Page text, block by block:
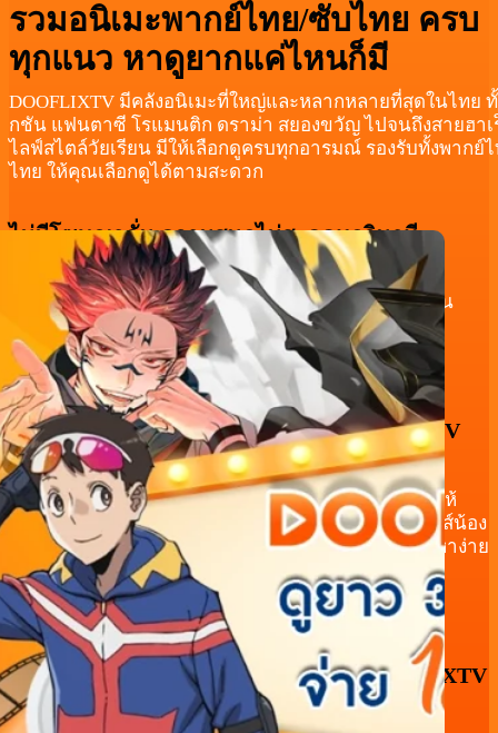
รวมอนิเมะพากย์ไทย/ซับไทย ครบ
ทุกแนว หาดูยากแค่ไหนก็มี
DOOFLIXTV มีคลังอนิเมะที่ใหญ่และหลากหลายที่สุดในไทย
กชัน แฟนตาซี โรแมนติก ดราม่า สยองขวัญ ไปจนถึงสายฮาเ
ไลฟ์สไตล์วัยเรียน มีให้เลือกดูครบทุกอารมณ์ รองรับทั้งพากย์
ไทย ให้คุณเลือกดูได้ตามสะดวก
ไม่มีโฆษณาคั่น ความสนุกไม่สะดุดทุกวินาที
หมดปัญหาโฆษณาเด้งทุก 5 นาที บน DOOFLIXTV คุณ
สามารถรับชมอนิเมะได้แบบ ไร้โฆษณา ต่อเนื่องทุกตอน
เสมือนกำลังนั่งดูแผ่นแท้หรือในโรงภาพยนตร์ส่วนตัว
ดูได้ทุกอุปกรณ์ทั้ง ANDROID, IOS, SMART TV
และกล่องแอนดรอยด์
ด้วยฐานข้อมูลที่ขยายตัวทุกวัน DOOFLIXTV มีอนิเมะให้
เลือกดูมากกว่า 5,000 เรื่อง ทั้งเรื่องดังในตำนานและซีรีส์น้อง
ใหม่ กดดูได้ทันทีไม่มีดีเลย์ พร้อมหมวดหมู่ที่ช่วยให้ค้นหาง่าย
ไม่หลง ไม่งง ไม่เสียเวลา
อนิเมะใหม่มาไวกว่าใครในไทย ต้อง DOOFLIXTV
เท่านั้น